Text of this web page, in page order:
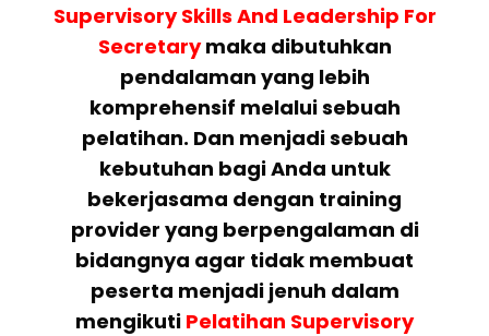
Supervisory Skills And Leadership For
Secretarymaka dibutuhkan
pendalaman yang lebih
komprehensif melalui sebuah
pelatihan. Dan menjadi sebuah
kebutuhan bagi Anda untuk
bekerjasama dengan training
provider yang berpengalaman di
bidangnya agar tidak membuat
peserta menjadi jenuh dalam
mengikuti Pelatihan Supervisory